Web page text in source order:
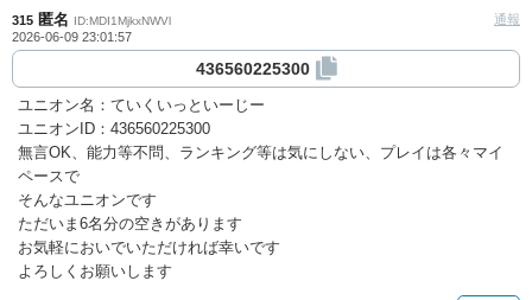
315 匿名 ID:MDI1MjkxNWVl
2026-06-09 23:01:57
通報
436560225300
ユニオン名：ていくいっといーじー
ユニオンID：436560225300
無言OK、能力等不問、ランキング等は気にしない、プレイは各々マイ
ペースで
そんなユニオンです
ただいま6名分の空きがあります
お気軽においでいただければ幸いです
よろしくお願いします